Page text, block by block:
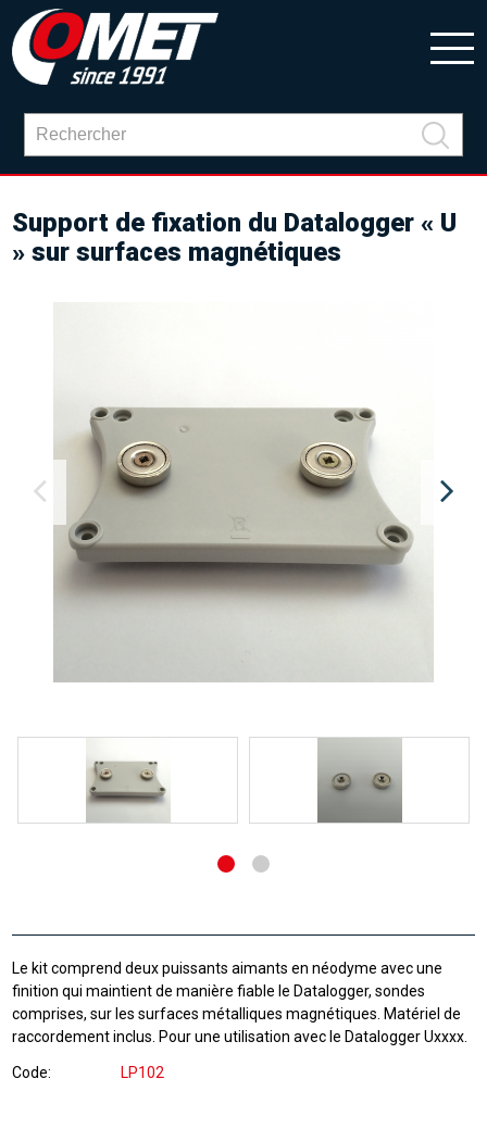
Support de fixation du Datalogger « U
» sur surfaces magnétiques
Le kit comprend deux puissants aimants en néodyme avec une
finition qui maintient de manière fiable le Datalogger, sondes
comprises, sur les surfaces métalliques magnétiques. Matériel de
raccordement inclus. Pour une utilisation avec le Datalogger Uxxxx.
Code LP102